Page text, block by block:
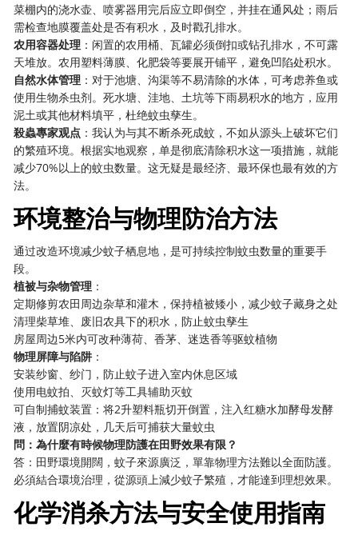
菜棚内的浇水壶、喷雾器用完后应立即倒空，并挂在通风处；雨后
需检查地膜覆盖处是否有积水，及时戳孔排水。
农用容器处理 ：闲置的农用桶、瓦罐必须倒扣或钻孔排水，不可露
天堆放。农用塑料薄膜、化肥袋等要展开铺平，避免凹陷处积水。
自然水体管理 ：对于池塘、沟渠等不易清除的水体，可考虑养鱼或
使用生物杀虫剂。死水塘、洼地、土坑等下雨易积水的地方，应用
泥土或其他材料填平，杜绝蚊虫孳生。
殺蟲專家观点 ：我认为与其不断杀死成蚊，不如从源头上破坏它们
的繁殖环境。根据实地观察，单是彻底清除积水这一项措施，就能
减少70%以上的蚊虫数量。这无疑是最经济、最环保也最有效的方
法。
环境整治与物理防治方法
通过改造环境减少蚊子栖息地，是可持续控制蚊虫数量的重要手
段。
植被与杂物管理 ：
定期修剪农田周边杂草和灌木，保持植被矮小，减少蚊子藏身之处
清理柴草堆、废旧农具下的积水，防止蚊虫孳生
房屋周边5米内可改种薄荷、香茅、迷迭香等驱蚊植物
物理屏障与陷阱 ：
安装纱窗、纱门，防止蚊子进入室内休息区域
使用电蚊拍、灭蚊灯等工具辅助灭蚊
可自制捕蚊装置：将2升塑料瓶切开倒置，注入红糖水加酵母发酵
液，放置阴凉处，几天后可捕获大量蚊虫
問：為什麼有時候物理防護在田野效果有限？
答：田野環境開闊，蚊子來源廣泛，單靠物理方法難以全面防護。
必須結合環境治理，從源頭上減少蚊子繁殖，才能達到理想效果。
化学消杀方法与安全使用指南